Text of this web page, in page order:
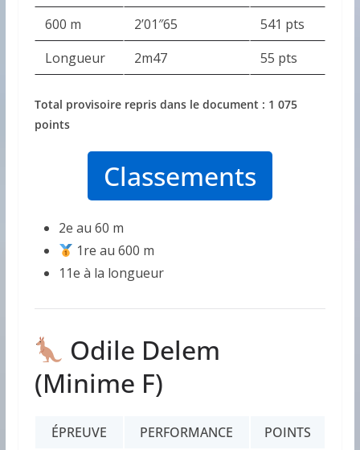
600 m
2’01″65
541 pts
Longueur
2m47 55 pts
Total provisoire repris dans le document : 1 075
points
Classements
2e au 60 m
1re au 600 m
11e à la longueur
Odile Delem
(Minime F)
ÉPREUVE PERFORMANCE POINTS